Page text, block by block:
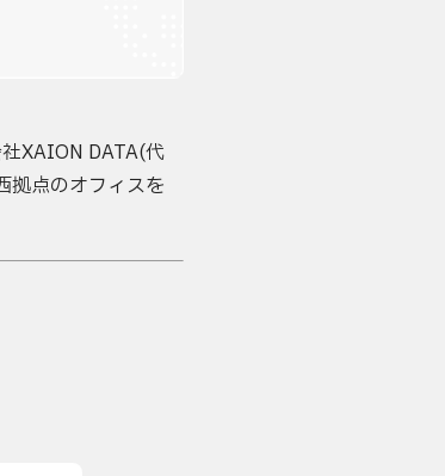
XAION DATA(代
拠点のオフィスを